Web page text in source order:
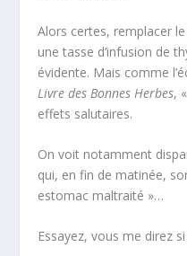
Alors certes, remplacer
une tasse d’infusion de
évidente. Mais comme
Livre des Bonnes Herbes,
effets salutaires.
On voit notamment
qui, en fin de matinée,
estomac maltraité »…
Essayez, vous me direz